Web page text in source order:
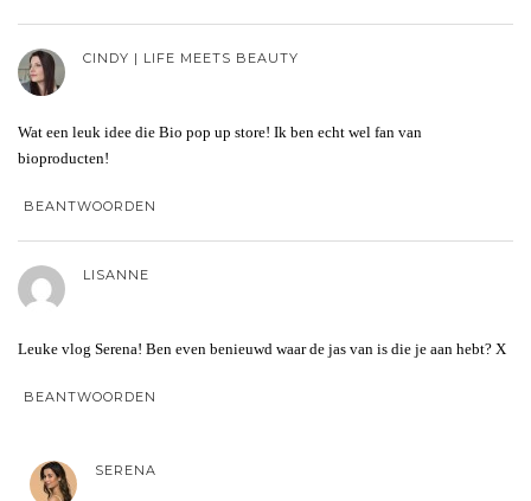
CINDY | LIFE MEETS BEAUTY
Wat een leuk idee die Bio pop up store! Ik ben echt wel fan van
bioproducten!
BEANTWOORDEN
LISANNE
Leuke vlog Serena! Ben even benieuwd waar de jas van is die je aan hebt? X
BEANTWOORDEN
SERENA